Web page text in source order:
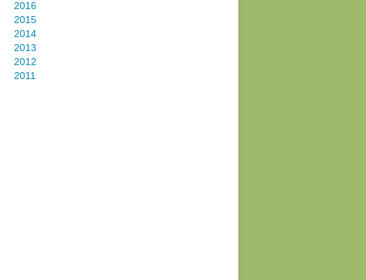
2016
2015
2014
2013
2012
2011